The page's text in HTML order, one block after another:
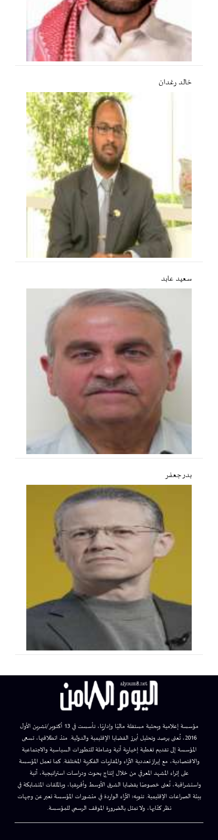
خالد رغدان
سعید عابد
بدر جعفر
مؤسسة إعلامية وبحثية مستقلة ماليًا وإداريًا، تأسست في 13 أكتوبر/تشرين الأول
2016، تُعنى برصد وتحليل أبرز القضايا الإقليمية والدولية. منذ انطلاقتها، تسعى
المؤسسة إلى تقديم تغطية إخبارية آنية وشاملة للتطورات السياسية والاجتماعية
والاقتصادية، مع إبراز تعددية الآراء والمقاربات الفكرية المختلفة. كما تعمل المؤسسة
على إثراء المشهد المعرفي من خلال إنتاج بحوث ودراسات استراتيجية، آنية
واستشرافية، تُعنى خصوصًا بقضايا الشرق الأوسط وأفريقيا، وبالملفات المتشابكة في
بيئة الصراعات الإقليمية. تنويه: الآراء الواردة في منشورات المؤسسة تعبر عن وجهات
نظر كتّابها، ولا تمثل بالضرورة الموقف الرسمي للمؤسسة.